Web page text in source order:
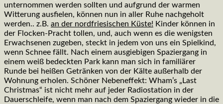
unternommen werden sollten und aufgrund der warmen
Witterung ausfielen, können nun in aller Ruhe nachgeholt
werden.. z.B. an der nordfriesischen Küste! Kinder können in
der Flocken-Pracht tollen, und, auch wenn es die wenigsten
Erwachsenen zugeben, steckt in jedem von uns ein Spielkind,
wenn Schnee fällt. Nach einem ausgiebigen Spaziergang in
einem weiß bedeckten Park kann man sich in familiärer
Runde bei heißen Getränken von der Kälte außerhalb der
Wohnung erholen. Schöner Nebeneffekt: Wham’s „Last
Christmas“ ist nicht mehr auf jeder Radiostation in der
Dauerschleife, wenn man nach dem Spaziergang wieder in die